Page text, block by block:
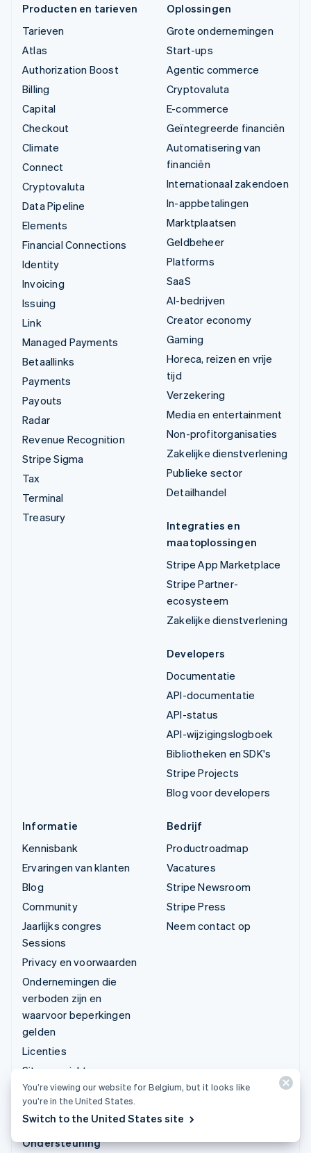
Producten en tarieven
Tarieven
Atlas
Authorization Boost
Billing
Capital
Checkout
Climate
Connect
Cryptovaluta
Data Pipeline
Elements
Financial Connections
Identity
Invoicing
Issuing
Link
Managed Payments
Betaallinks
Payments
Payouts
Radar
Revenue Recognition
Stripe Sigma
Tax
Terminal
Treasury
Oplossingen
Grote ondernemingen
Start-ups
Agentic commerce
Cryptovaluta
E-commerce
Geïntegreerde financiën
Automatisering van
financiën
Internationaal zakendoen
In-appbetalingen
Marktplaatsen
Geldbeheer
Platforms
SaaS
AI-bedrijven
Creator economy
Gaming
Horeca, reizen en vrije
tijd
Verzekering
Media en entertainment
Non-profitorganisaties
Zakelijke dienstverlening
Publieke sector
Detailhandel
Integraties en
maatoplossingen
Stripe App Marketplace
Stripe Partner-
ecosysteem
Zakelijke dienstverlening
Developers
Documentatie
API-documentatie
API-status
API-wijzigingslogboek
Bibliotheken en SDK's
Stripe Projects
Blog voor developers
Informatie
Kennisbank
Ervaringen van klanten
Blog
Community
Jaarlijks congres
Sessions
Privacy en voorwaarden
Ondernemingen die
verboden zijn en
waarvoor beperkingen
gelden
Licenties
Siteoverzicht
Cookie-instellingen
Meer informatiebronnen
Bedrijf
Productroadmap
Vacatures
Stripe Newsroom
Stripe Press
Neem contact op
Ondersteuning
You’re viewing our website for Belgium, but it looks like
you’re in the United States.
Switch to the United States site